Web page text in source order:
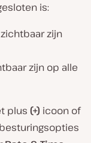
is:
zijn
zijn op alle
plus (+) icoon of